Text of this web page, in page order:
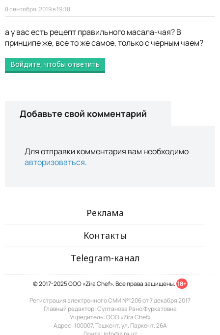
8 сентября, 2019 в 19:18
а у вас есть рецепт правильного масала-чая? В
принципе же, все то же самое, только с черным чаем?
Войдите, чтобы ответить
Добавьте свой комментарий
Для отправки комментария вам необходимо
авторизоваться.
Реклама
Контакты
Telegram-канал
© 2017-2025 ООО «Zira Chef». Все права защищены. 18+
Регистрация электронного СМИ №1206 от 7 декабря 2017
Главный редактор: Султанова Рано Фуркатовна
Учредитель: ООО «Zira Chef»
Адрес: 100007, Ташкент, ул. Паркент, 26А